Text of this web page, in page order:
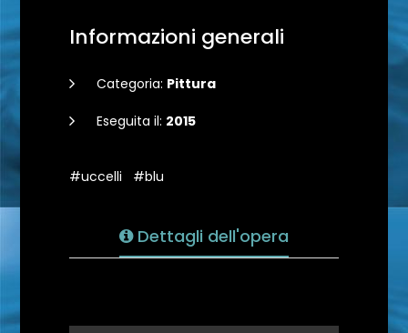
Informazioni generali
Categoria: Pittura
Eseguita il: 2015
#uccelli #blu
Dettagli dell'opera